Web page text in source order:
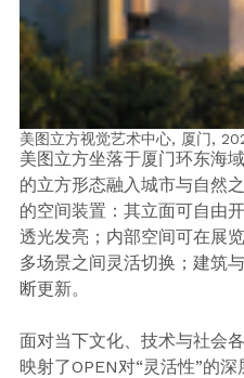
美图立方视觉艺术中心, 厦门,
美图立方坐落于厦门环东海
的立方形态融入城市与自然
的空间装置：其立面可自由
透光发亮；内部空间可在展
多场景之间灵活切换；建筑
断更新。
面对当下文化、技术与社会
映射了OPEN对“灵活性”的